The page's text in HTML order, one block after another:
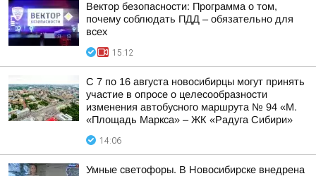
Вектор безопасности: Программа о том,
почему соблюдать ПДД – обязательно для
всех
15:12
С 7 по 16 августа новосибирцы могут принять
участие в опросе о целесообразности
изменения автобусного маршрута № 94 «М.
«Площадь Маркса» – ЖК «Радуга Сибири»
14:06
Умные светофоры. В Новосибирске внедрена